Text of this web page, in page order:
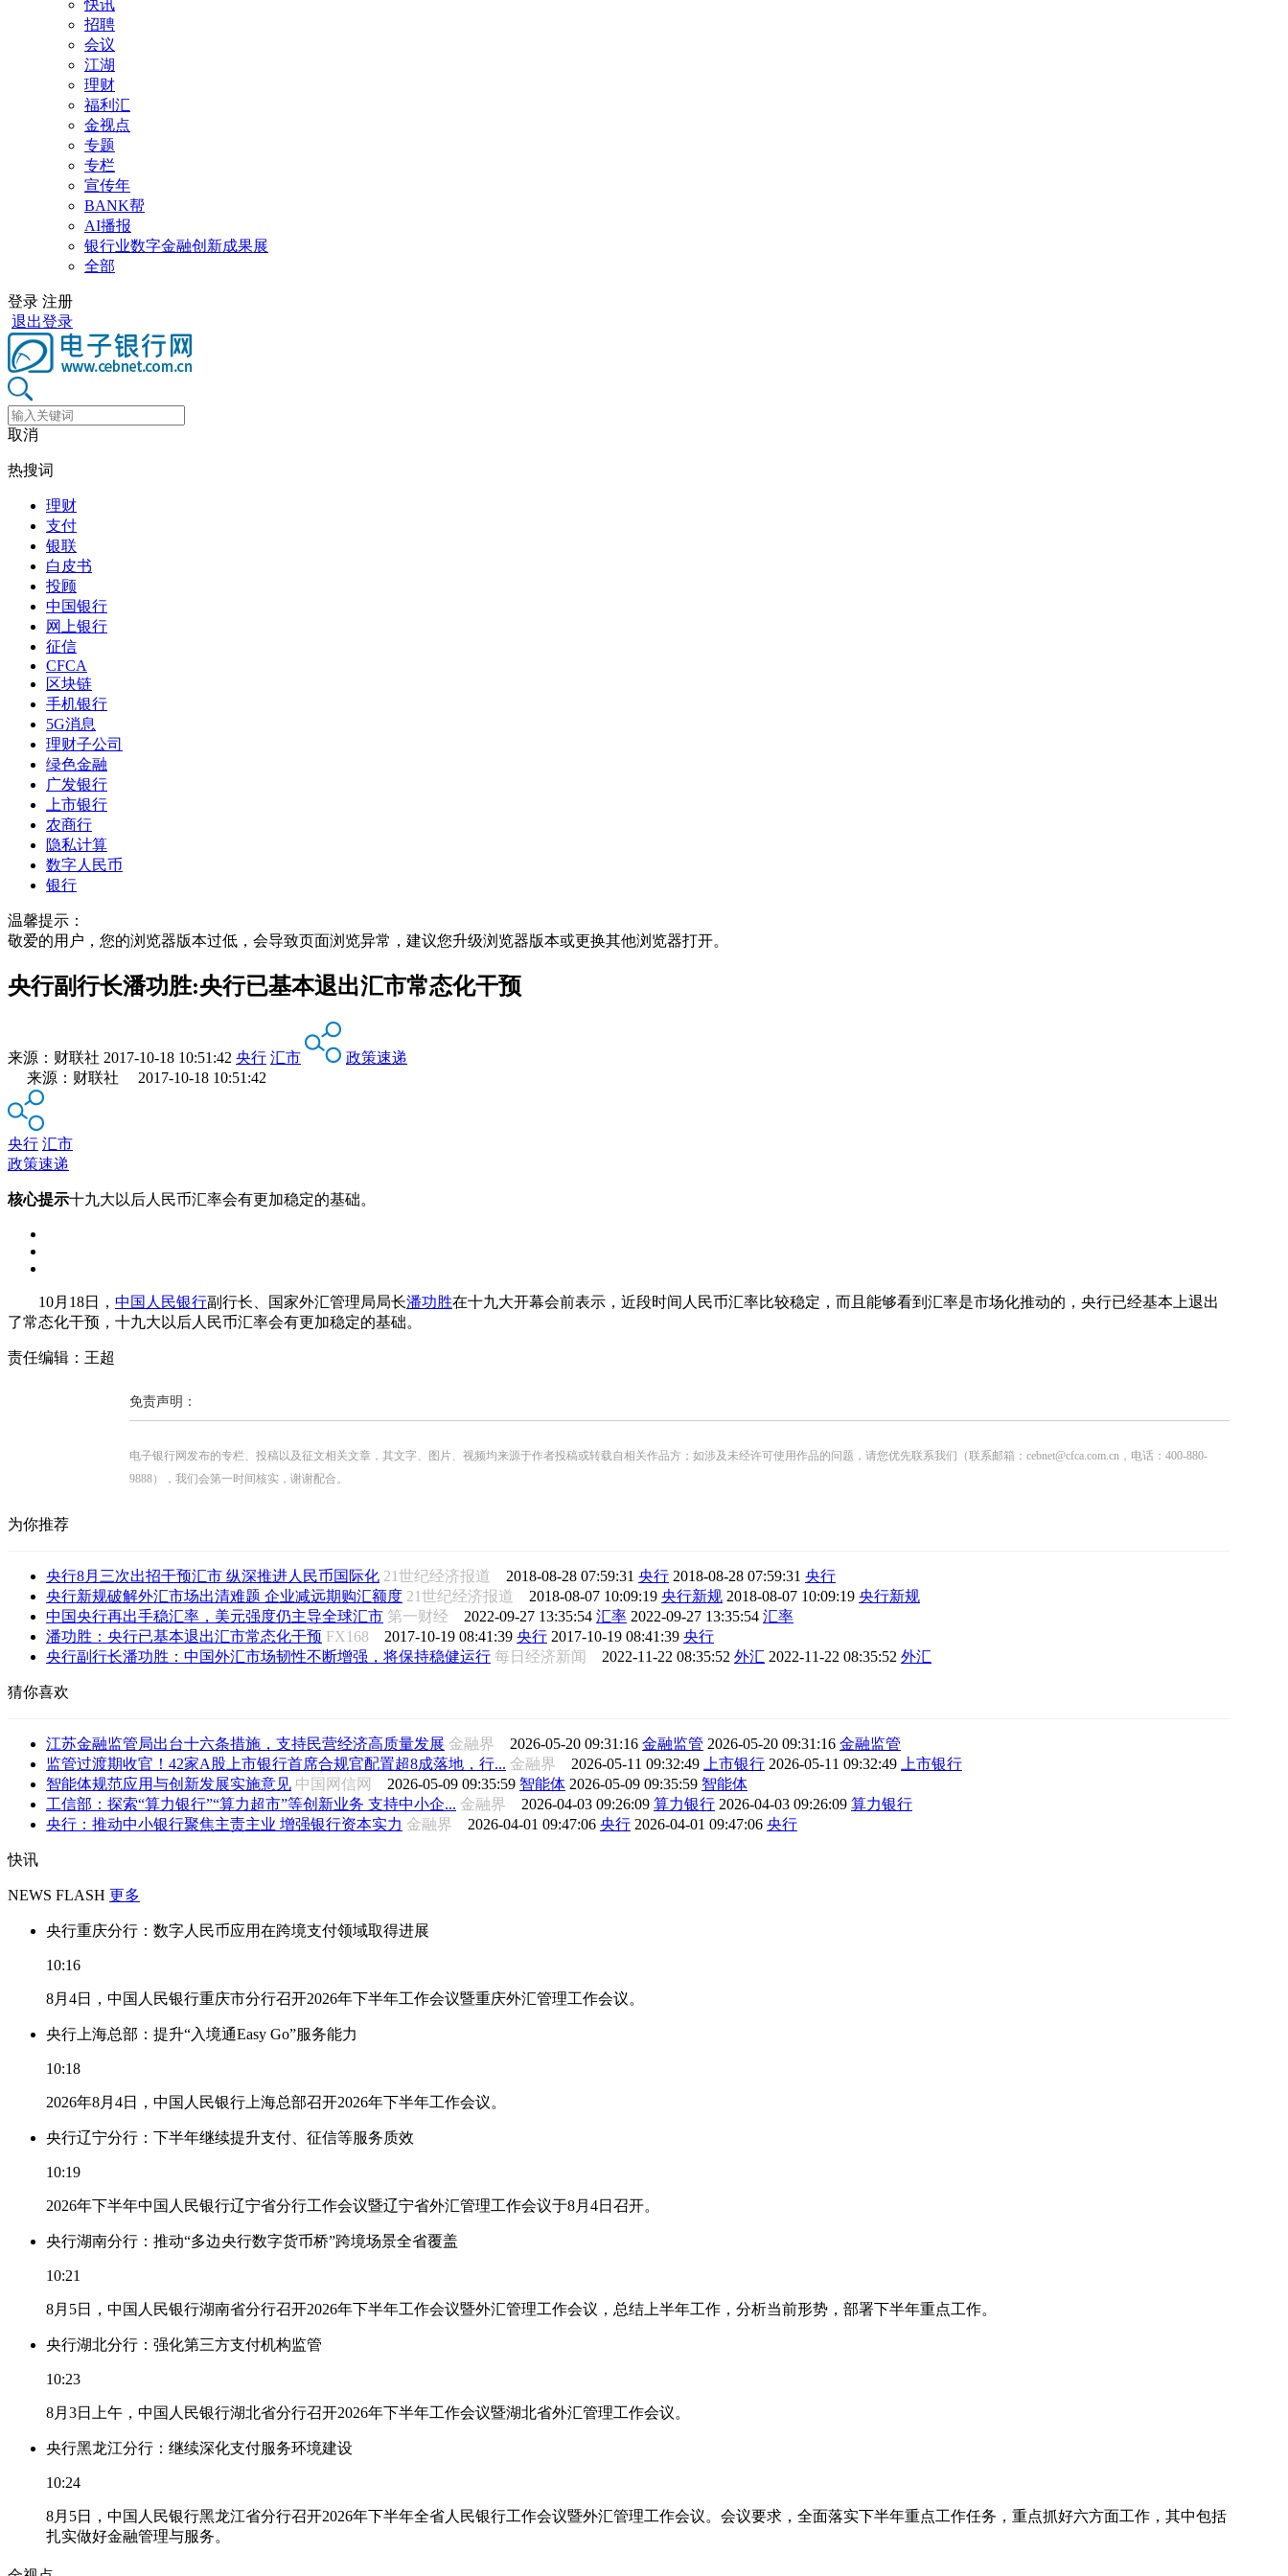
快讯
招聘
会议
江湖
理财
福利汇
金视点
专题
专栏
宣传年
BANK帮
AI播报
银行业数字金融创新成果展
全部
登录 注册
退出登录
取消
热搜词
理财
支付
银联
白皮书
投顾
中国银行
网上银行
征信
CFCA
区块链
手机银行
5G消息
理财子公司
绿色金融
广发银行
上市银行
农商行
隐私计算
数字人民币
银行
温馨提示：
敬爱的用户，您的浏览器版本过低，会导致页面浏览异常，建议您升级浏览器版本或更换其他浏览器打开。
央行副行长潘功胜:央行已基本退出汇市常态化干预
来源： 财联社 2017-10-18 10:51:42 央行 汇市
政策速递
来源：财联社 2017-10-18 10:51:42
央行 汇市
政策速递
核心提示十九大以后人民币汇率会有更加稳定的基础。
10月18日， 中国人民银行副行长、国家外汇管理局局长潘功胜在十九大开幕会前表示，近段时间人民币汇率比较稳定，而且能够看到汇率是市场化推动的，央行已经基本上退出
了常态化干预，十九大以后人民币汇率会有更加稳定的基础。
责任编辑：王超
免责声明：
电子银行网发布的专栏、投稿以及征文相关文章，其文字、图片、视频均来源于作者投稿或转载自相关作品方；如涉及未经许可使用作品的问题，请您优先联系我们（联系邮箱：cebnet@cfca.com.cn，电话：400-880-
9888），我们会第一时间核实，谢谢配合。
为你推荐
央行8月三次出招干预汇市 纵深推进人民币国际化 21世纪经济报道 2018-08-28 07:59:31 央行 2018-08-28 07:59:31 央行
央行新规破解外汇市场出清难题 企业减远期购汇额度 21世纪经济报道 2018-08-07 10:09:19 央行新规 2018-08-07 10:09:19 央行新规
中国央行再出手稳汇率，美元强度仍主导全球汇市 第一财经 2022-09-27 13:35:54 汇率 2022-09-27 13:35:54 汇率
潘功胜：央行已基本退出汇市常态化干预 FX168 2017-10-19 08:41:39 央行 2017-10-19 08:41:39 央行
央行副行长潘功胜：中国外汇市场韧性不断增强，将保持稳健运行 每日经济新闻 2022-11-22 08:35:52 外汇 2022-11-22 08:35:52 外汇
猜你喜欢
江苏金融监管局出台十六条措施，支持民营经济高质量发展 金融界 2026-05-20 09:31:16 金融监管 2026-05-20 09:31:16 金融监管
监管过渡期收官！42家A股上市银行首席合规官配置超8成落地，行... 金融界 2026-05-11 09:32:49 上市银行 2026-05-11 09:32:49
上市银行
智能体规范应用与创新发展实施意见 中国网信网 2026-05-09 09:35:59 智能体 2026-05-09 09:35:59 智能体
工信部：探索“算力银行”“算力超市”等创新业务 支持中小企... 金融界 2026-04-03 09:26:09 算力银行 2026-04-03 09:26:09 算力银行
央行：推动中小银行聚焦主责主业 增强银行资本实力 金融界 2026-04-01 09:47:06 央行 2026-04-01 09:47:06 央行
快讯
NEWS FLASH 更多
央行重庆分行：数字人民币应用在跨境支付领域取得进展
10:16
8月4日，中国人民银行重庆市分行召开2026年下半年工作会议暨重庆外汇管理工作会议。
央行上海总部：提升“入境通Easy Go”服务能力
10:18
2026年8月4日，中国人民银行上海总部召开2026年下半年工作会议。
央行辽宁分行：下半年继续提升支付、征信等服务质效
10:19
2026年下半年中国人民银行辽宁省分行工作会议暨辽宁省外汇管理工作会议于8月4日召开。
央行湖南分行：推动“多边央行数字货币桥”跨境场景全省覆盖
10:21
8月5日，中国人民银行湖南省分行召开2026年下半年工作会议暨外汇管理工作会议，总结上半年工作，分析当前形势，部署下半年重点工作。
央行湖北分行：强化第三方支付机构监管
10:23
8月3日上午，中国人民银行湖北省分行召开2026年下半年工作会议暨湖北省外汇管理工作会议。
央行黑龙江分行：继续深化支付服务环境建设
10:24
8月5日，中国人民银行黑龙江省分行召开2026年下半年全省人民银行工作会议暨外汇管理工作会议。会议要求，全面落实下半年重点工作任务，重点抓好六方面工作，其中包括
扎实做好金融管理与服务。